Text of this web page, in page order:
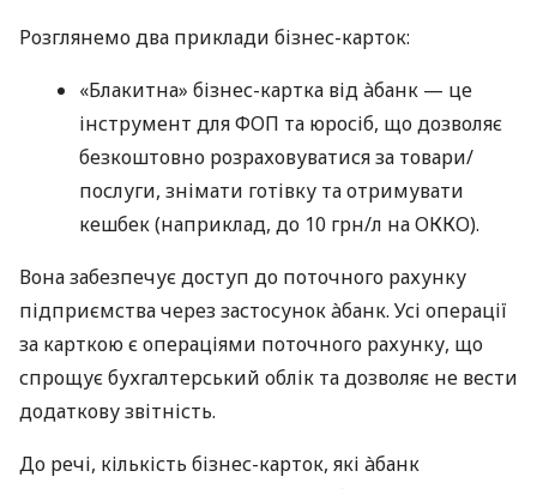
Розглянемо два приклади бізнес-карток:
«Блакитна» бізнес-картка від àбанк — це
інструмент для ФОП та юросіб, що дозволяє
безкоштовно розраховуватися за товари/
послуги, знімати готівку та отримувати
кешбек (наприклад, до 10 грн/л на ОККО).
Вона забезпечує доступ до поточного рахунку
підприємства через застосунок àбанк. Усі операції
за карткою є операціями поточного рахунку, що
спрощує бухгалтерський облік та дозволяє не вести
додаткову звітність.
До речі, кількість бізнес-карток, які àбанк